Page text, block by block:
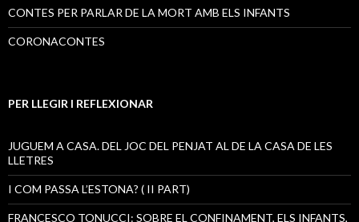
CONTES PER PARLAR DE LA MORT AMB ELS INFANTS
CORONACONTES
PER LLEGIR I REFLEXIONAR
JUGUEM A CASA. DEL JOC DEL PENJAT AL DE LA CASA DE LES
LLETRES
I COM PASSA L’ESTONA? ( II PART)
FRANCESCO TONUCCI: SOBRE EL CONFINAMENT, ELS INFANTS,